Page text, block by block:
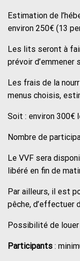
Estimation de
environ 250€ (13
Les lits seront à
prévoir
Les frais de la
menus choisis,
Soit : environ 300€
Nombre de
Le VVF sera
libéré en fin de
Par ailleurs, il est
pêche, d’effectuer
Possibilité de louer
Participants :